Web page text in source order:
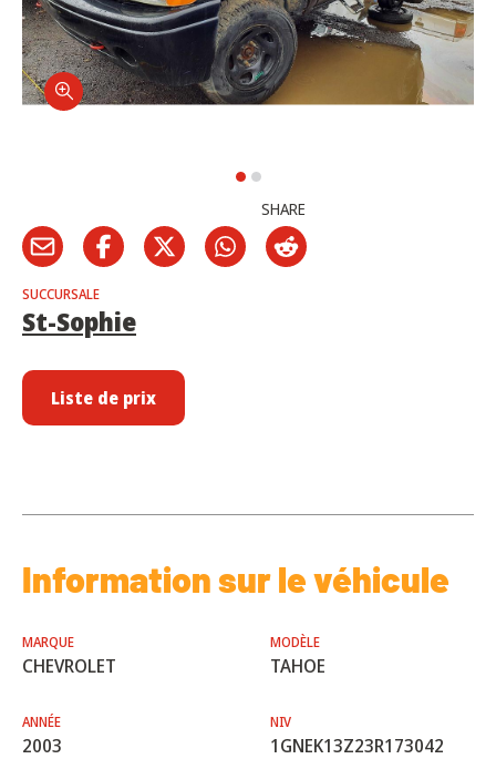
SHARE
SUCCURSALE
St-Sophie
Liste de prix
Information sur le véhicule
MARQUE
CHEVROLET
MODÈLE
TAHOE
ANNÉE
2003
NIV
1GNEK13Z23R173042